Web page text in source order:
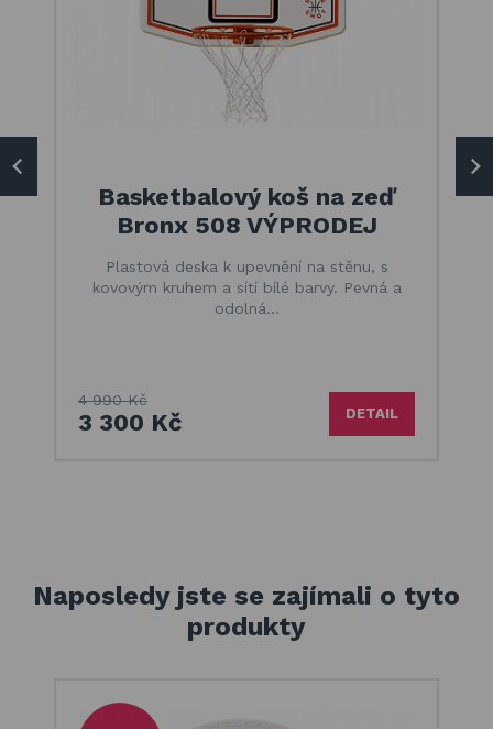
Basketbalový koš na zeď
Bronx 508 VÝPRODEJ
Plastová deska k upevnění na stěnu, s
kovovým kruhem a sítí bílé barvy. Pevná a
odolná…
4 990 Kč
3 300 Kč DETAIL
Naposledy jste se zajímali o tyto
produkty